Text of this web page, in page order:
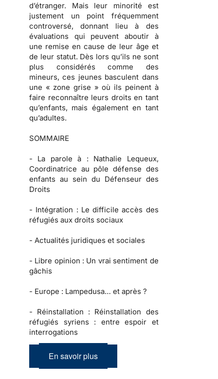
d’étranger. Mais leur minorité est
justement un point fréquemment
controversé, donnant lieu à des
évaluations qui peuvent aboutir à
une remise en cause de leur âge et
de leur statut. Dès lors qu’ils ne sont
plus considérés comme des
mineurs, ces jeunes basculent dans
une « zone grise » où ils peinent à
faire reconnaître leurs droits en tant
qu’enfants, mais également en tant
qu’adultes.
SOMMAIRE
- La parole à : Nathalie Lequeux,
Coordinatrice au pôle défense des
enfants au sein du Défenseur des
Droits
- Intégration : Le difficile accès des
réfugiés aux droits sociaux
- Actualités juridiques et sociales
- Libre opinion : Un vrai sentiment de
gâchis
- Europe : Lampedusa… et après ?
- Réinstallation : Réinstallation des
réfugiés syriens : entre espoir et
interrogations
En savoir plus